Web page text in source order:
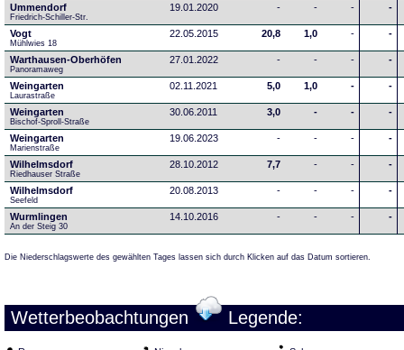
Ummendorf
Friedrich-Schiller-Str.
19.01.2020 - - - -
Vogt
Mühlwies 18
22.05.2015 20,8 1,0 - -
Warthausen-Oberhöfen
Panoramaweg
27.01.2022 - - - -
Weingarten
Laurastraße
02.11.2021 5,0 1,0 - -
Weingarten
Bischof-Sproll-Straße
30.06.2011 3,0 - - -
Weingarten
Marienstraße
19.06.2023 - - - -
Wilhelmsdorf
Riedhauser Straße
28.10.2012 7,7 - - -
Wilhelmsdorf
Seefeld
20.08.2013 - - - -
Wurmlingen
An der Steig 30
14.10.2016 - - - -
Die Niederschlagswerte des gewählten Tages lassen sich durch Klicken auf das Datum sortieren.
Wetterbeobachtungen Legende: